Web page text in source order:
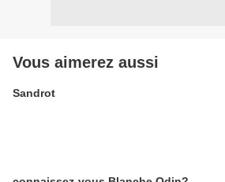
Vous aimerez aussi
Sandrot